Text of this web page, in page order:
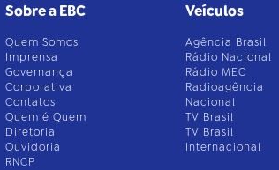
Sobre a EBC
Quem Somos
Imprensa
Governança
Corporativa
Contatos
Quem é Quem
Diretoria
Ouvidoria
RNCP
Veículos
Agência Brasil
Rádio Nacional
Rádio MEC
Radioagência
Nacional
TV Brasil
TV Brasil
Internacional